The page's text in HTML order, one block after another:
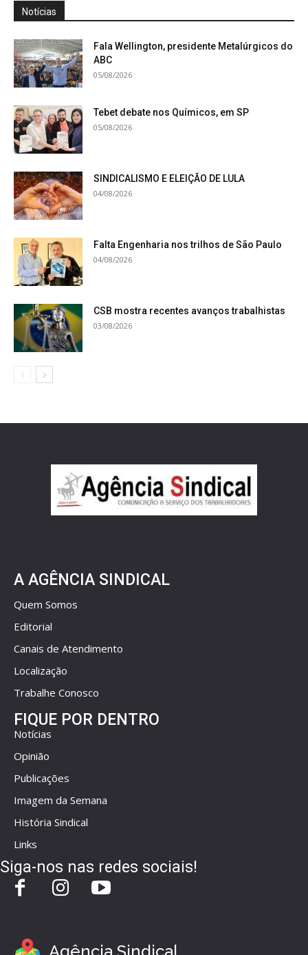
Notícias
Fala Wellington, presidente Metalúrgicos do
ABC
05/08/2026
Tebet debate nos Químicos, em SP
05/08/2026
SINDICALISMO E ELEIÇÃO DE LULA
04/08/2026
Falta Engenharia nos trilhos de São Paulo
04/08/2026
CSB mostra recentes avanços trabalhistas
03/08/2026
A AGÊNCIA SINDICAL
Quem Somos
Editorial
Canais de Atendimento
Localização
Trabalhe Conosco
FIQUE POR DENTRO
Notícias
Opinião
Publicações
Imagem da Semana
História Sindical
Links
Siga-nos nas redes sociais!
Agência Sindical